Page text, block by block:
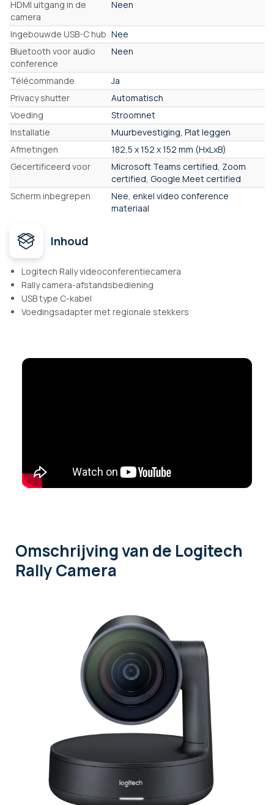
HDMI uitgang in de
camera
Neen
Ingebouwde USB-C hub Nee
Bluetooth voor audio
conference
Neen
Télécommande
Ja
Privacy shutter
Automatisch
Voeding
Stroomnet
Installatie
Muurbevestiging, Plat leggen
Afmetingen
182,5 x 152 x 152 mm (HxLxB)
Gecertificeerd voor
Microsoft Teams certified, Zoom
certified, Google Meet certified
Scherm inbegrepen
Nee, enkel video conference
materiaal
Inhoud
Logitech Rally videoconferentiecamera
Rally camera-afstandsbediening
USB type C-kabel
Voedingsadapter met regionale stekkers
Omschrijvingvan de Logitech
Rally Camera